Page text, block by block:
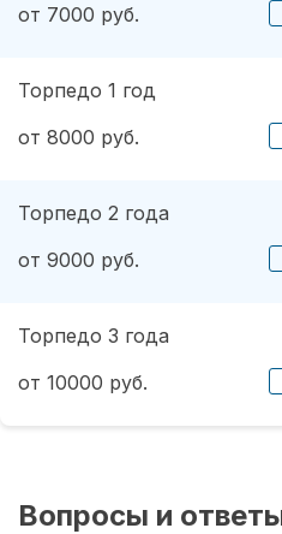
от 7000 руб.
Торпедо 1 год
от 8000 руб.
Торпедо 2 года
от 9000 руб.
Торпедо 3 года
от 10000 руб.
Вопросы и